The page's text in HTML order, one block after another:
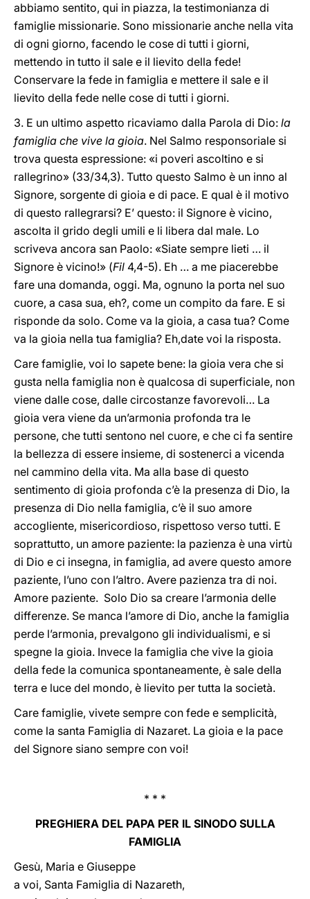
abbiamo sentito, qui in piazza, la testimonianza di
famiglie missionarie. Sono missionarie anche nella vita
di ogni giorno, facendo le cose di tutti i giorni,
mettendo in tutto il sale e il lievito della fede!
Conservare la fede in famiglia e mettere il sale e il
lievito della fede nelle cose di tutti i giorni.
3. E un ultimo aspetto ricaviamo dalla Parola di Dio: la
famiglia che vive la gioia. Nel Salmo responsoriale si
trova questa espressione: «i poveri ascoltino e si
rallegrino» (33/34,3). Tutto questo Salmo è un inno al
Signore, sorgente di gioia e di pace. E qual è il motivo
di questo rallegrarsi? E’ questo: il Signore è vicino,
ascolta il grido degli umili e li libera dal male. Lo
scriveva ancora san Paolo: «Siate sempre lieti … il
Signore è vicino!» (Fil 4,4-5). Eh … a me piacerebbe
fare una domanda, oggi. Ma, ognuno la porta nel suo
cuore, a casa sua, eh?, come un compito da fare. E si
risponde da solo. Come va la gioia, a casa tua? Come
va la gioia nella tua famiglia? Eh,date voi la risposta.
Care famiglie, voi lo sapete bene: la gioia vera che si
gusta nella famiglia non è qualcosa di superficiale, non
viene dalle cose, dalle circostanze favorevoli… La
gioia vera viene da un’armonia profonda tra le
persone, che tutti sentono nel cuore, e che ci fa sentire
la bellezza di essere insieme, di sostenerci a vicenda
nel cammino della vita. Ma alla base di questo
sentimento di gioia profonda c’è la presenza di Dio, la
presenza di Dio nella famiglia, c’è il suo amore
accogliente, misericordioso, rispettoso verso tutti. E
soprattutto, un amore paziente: la pazienza è una virtù
di Dio e ci insegna, in famiglia, ad avere questo amore
paziente, l’uno con l’altro. Avere pazienza tra di noi.
Amore paziente. Solo Dio sa creare l’armonia delle
differenze. Se manca l’amore di Dio, anche la famiglia
perde l’armonia, prevalgono gli individualismi, e si
spegne la gioia. Invece la famiglia che vive la gioia
della fede la comunica spontaneamente, è sale della
terra e luce del mondo, è lievito per tutta la società.
Care famiglie, vivete sempre con fede e semplicità,
come la santa Famiglia di Nazaret. La gioia e la pace
del Signore siano sempre con voi!
* * *
PREGHIERA DEL PAPA PER IL SINODO SULLA
FAMIGLIA
Gesù, Maria e Giuseppe
a voi, Santa Famiglia di Nazareth,